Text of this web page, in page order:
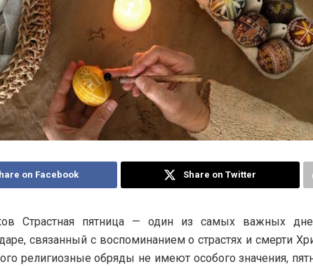
on Facebook Share on Twitter
Страстная пятница — один из самых важных
связанный с воспоминанием о страстях и смерти
религиозные обряды не имеют особого значения,